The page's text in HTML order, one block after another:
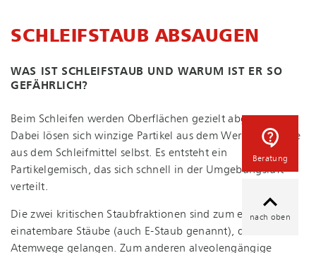
SCHLEIFSTAUB ABSAUGEN
WAS IST SCHLEIFSTAUB UND WARUM IST ER SO
GEFÄHRLICH?
Beim Schleifen werden Oberflächen gezielt abgetragen.
Dabei lösen sich winzige Partikel aus dem Werkstoff sowie
aus dem Schleifmittel selbst. Es entsteht ein
Partikelgemisch, das sich schnell in der Umgebungsluft
verteilt.
Die zwei kritischen Staubfraktionen sind zum einen
einatembare Stäube (auch E-Staub genannt), die in die
Atemwege gelangen. Zum anderen alveolengängige
Beratung
nach oben